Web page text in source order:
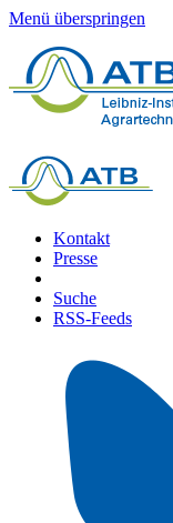
Menü überspringen
Kontakt
Presse
Suche
RSS-Feeds